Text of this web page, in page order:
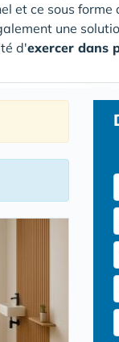
et ce sous forme
une
d'exercer dans